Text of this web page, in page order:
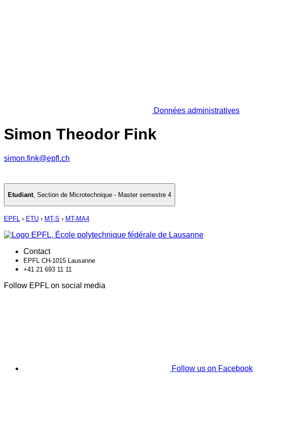
Données administratives
Simon Theodor Fink
simon.fink@epfl.ch
Etudiant, Section de Microtechnique - Master semestre 4
EPFL › ETU › MT-S › MT-MA4
Contact
EPFL CH-1015 Lausanne
+41 21 693 11 11
Follow EPFL on social media
Follow us on Facebook